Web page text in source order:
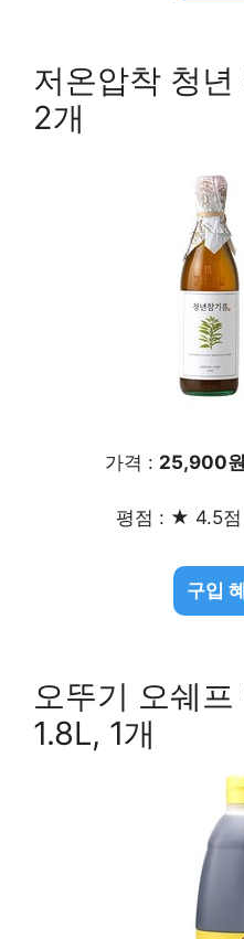
저온압착 청
2개
가격 : 25,900원
평점 : ★ 4.5점
구입
오뚜기 오쉐
1.8L, 1개